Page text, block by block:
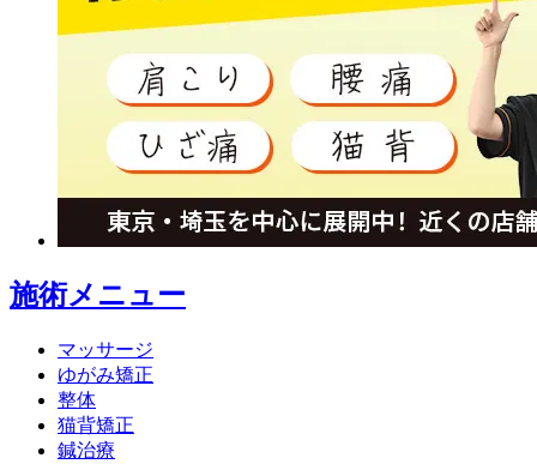
施術メニュー
マッサージ
ゆがみ矯正
整体
猫背矯正
鍼治療